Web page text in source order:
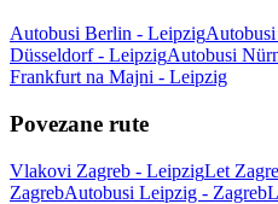
Autobusi Berlin - Leipzig
Düsseldorf - LeipzigAutobusi
Frankfurt na Majni - Leipzig
Povezane rute
Vlakovi Zagreb - LeipzigLet
ZagrebAutobusi Leipzig - Zagreb